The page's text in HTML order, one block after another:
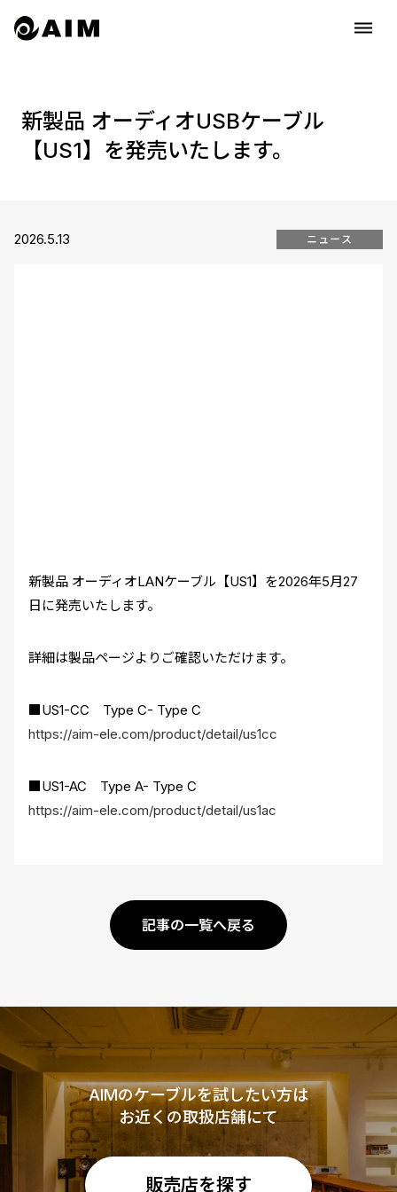
dehaze
新製品 オーディオUSBケーブル
【US1】を発売いたします。
2026.5.13 ニュース
新製品 オーディオLANケーブル【US1】を2026年5月27
日に発売いたします。
詳細は製品ページよりご確認いただけます。
■US1-CC Type C- Type C
https://aim-ele.com/product/detail/us1cc
■US1-AC Type A- Type C
https://aim-ele.com/product/detail/us1ac
記事の一覧へ戻る
AIMのケーブルを試したい方は
お近くの取扱店舗にて
販売店を探す